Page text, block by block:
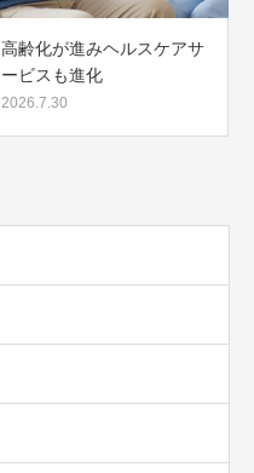
高齢化が進みヘルスケアサ
ービスも進化
2026.7.30